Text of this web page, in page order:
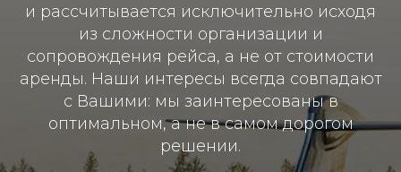
и рассчитывается исключительно исходя
из сложности организации и
сопровождения рейса, а не от стоимости
аренды. Наши интересы всегда совпадают
с Вашими: мы заинтересованы в
оптимальном, а не в самом дорогом
решении.